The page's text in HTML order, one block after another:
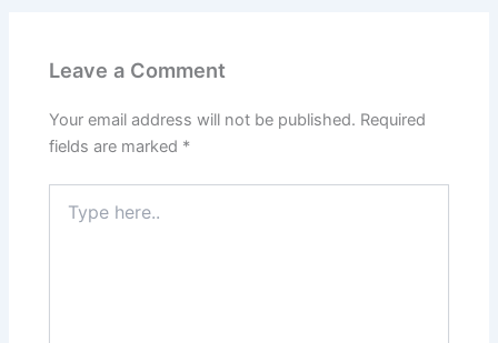
Leave a Comment
Your email address will not be published. Required
fields are marked *
here..